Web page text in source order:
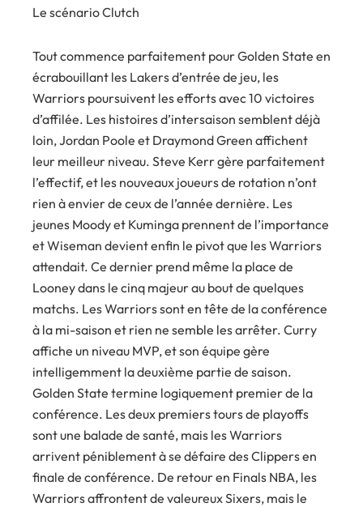
Le scénario Clutch
Tout commence parfaitement pour Golden State en
écrabouillant les Lakers d’entrée de jeu, les
Warriors poursuivent les efforts avec 10 victoires
d’affilée. Les histoires d’intersaison semblent déjà
loin, Jordan Poole et Draymond Green affichent
leur meilleur niveau. Steve Kerr gère parfaitement
l’effectif, et les nouveaux joueurs de rotation n’ont
rien à envier de ceux de l’année dernière. Les
jeunes Moody et Kuminga prennent de l’importance
et Wiseman devient enfin le pivot que les Warriors
attendait. Ce dernier prend même la place de
Looney dans le cinq majeur au bout de quelques
matchs. Les Warriors sont en tête de la conférence
à la mi-saison et rien ne semble les arrêter. Curry
affiche un niveau MVP, et son équipe gère
intelligemment la deuxième partie de saison.
Golden State termine logiquement premier de la
conférence. Les deux premiers tours de playoffs
sont une balade de santé, mais les Warriors
arrivent péniblement à se défaire des Clippers en
finale de conférence. De retour en Finals NBA, les
Warriors affrontent de valeureux Sixers, mais le